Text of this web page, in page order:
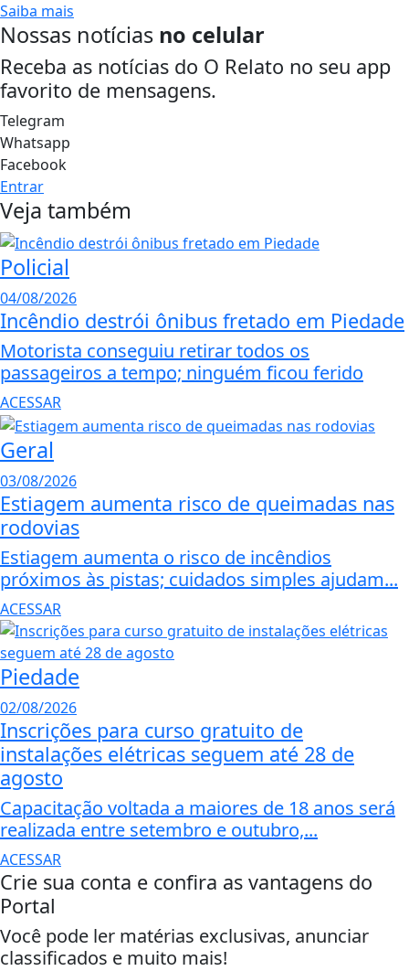
Saiba mais
Nossas notícias no celular
Receba as notícias do O Relato no seu app
favorito de mensagens.
Telegram
Whatsapp
Facebook
Entrar
Veja também
Policial
04/08/2026
Incêndio destrói ônibus fretado em Piedade
Motorista conseguiu retirar todos os
passageiros a tempo; ninguém ficou ferido
ACESSAR
Geral
03/08/2026
Estiagem aumenta risco de queimadas nas
rodovias
Estiagem aumenta o risco de incêndios
próximos às pistas; cuidados simples ajudam...
ACESSAR
Piedade
02/08/2026
Inscrições para curso gratuito de
instalações elétricas seguem até 28 de
agosto
Capacitação voltada a maiores de 18 anos será
realizada entre setembro e outubro,...
ACESSAR
Crie sua conta e confira as vantagens do
Portal
Você pode ler matérias exclusivas, anunciar
classificados e muito mais!